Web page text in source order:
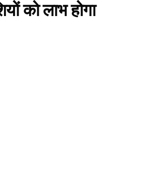
को लाभ होगा